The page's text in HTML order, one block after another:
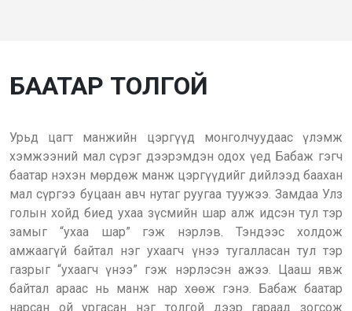
БААТАР ТОЛГОЙ
Урьд цагт манжийн цэргүүд монголчуудаас үлэмж
хэмжээний мал сүрэг дээрэмдэн одох үед Бабаж гэгч
баатар нэхэн мөрдөж манж цэргүүдийг дийлээд баахан
мал сүргээ буцаан авч нутаг руугаа туужээ. Замдаа Улз
голын хойд биед ухаа зүсмийн шар алж идсэн тул тэр
замыг “ухаа шар” гэж нэрлэв. Тэндээс холдож
амжаагүй байтал нэг ухаагч үнээ тугалласан тул тэр
газрыг “ухаагч үнээ” гэж нэрлэсэн ажээ. Цааш явж
байтал араас нь манж нар хөөж гэнэ. Бабаж баатар
нарсан ой ургасан нэг толгой дээр гараад зогсож